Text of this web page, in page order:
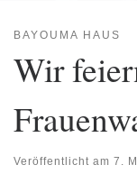
BAYOUMA HAUS
Wir
Veröffentlicht am 7.